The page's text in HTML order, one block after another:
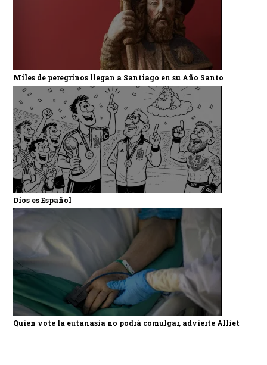
Miles de peregrinos llegan a Santiago en su Año Santo
Dios es Español
Quien vote la eutanasia no podrá comulgar, advierte Alliet